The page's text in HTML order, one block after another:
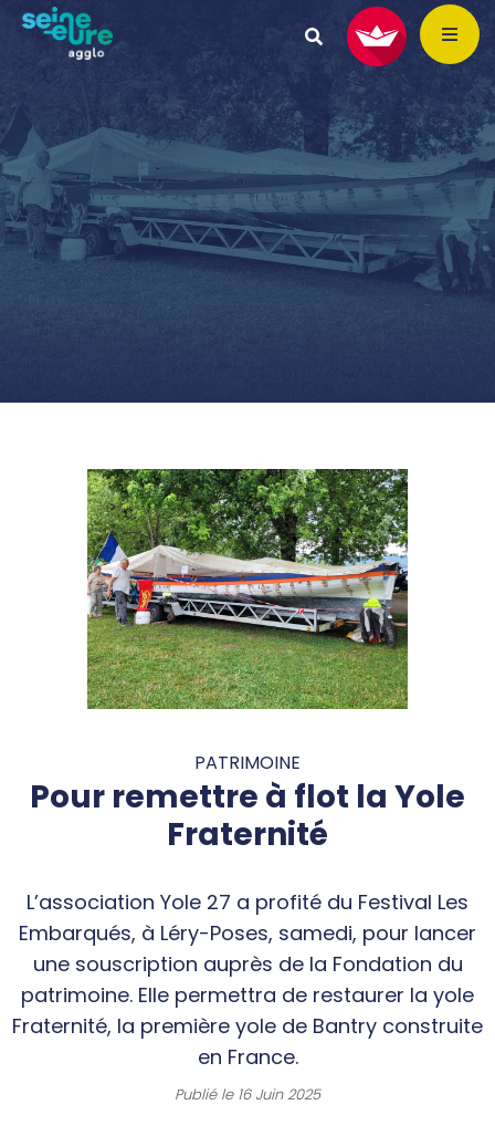
PATRIMOINE
Pour remettre à flot la Yole
Fraternité
L’association Yole 27 a profité du Festival Les
Embarqués, à Léry-Poses, samedi, pour lancer
une souscription auprès de la Fondation du
patrimoine. Elle permettra de restaurer la yole
Fraternité, la première yole de Bantry construite
en France.
Publié le 16 Juin 2025